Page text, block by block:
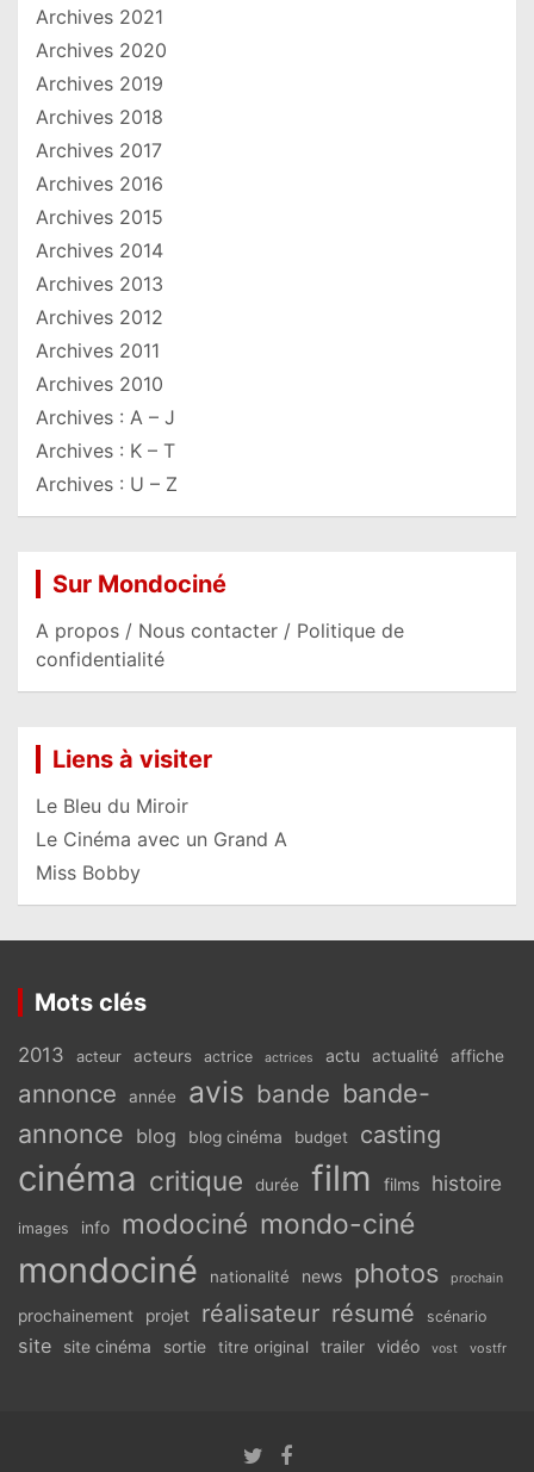
Archives 2021
Archives 2020
Archives 2019
Archives 2018
Archives 2017
Archives 2016
Archives 2015
Archives 2014
Archives 2013
Archives 2012
Archives 2011
Archives 2010
Archives : A – J
Archives : K – T
Archives : U – Z
Sur Mondociné
A propos / Nous contacter / Politique de
confidentialité
Liens à visiter
Le Bleu du Miroir
Le Cinéma avec un Grand A
Miss Bobby
Mots clés
2013 acteur acteurs actrice actrices actu actualité affiche
annonce année avis bande bande-
annonce blog blog cinéma budget casting
cinéma critique durée film films histoire
images info modociné mondo-ciné
mondociné nationalité news photos prochain
prochainement projet réalisateur résumé scénario
site site cinéma sortie titre original trailer vidéo vost vostfr